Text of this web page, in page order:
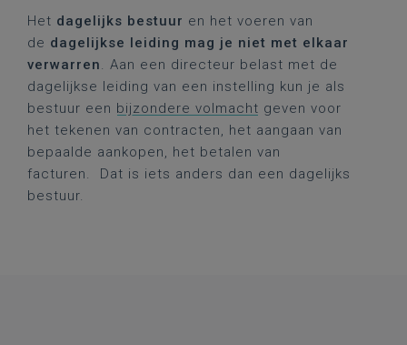
Het dagelijks bestuur en het voeren van
de dagelijkse leiding mag je niet met elkaar
verwarren. Aan een directeur belast met de
dagelijkse leiding van een instelling kun je als
bestuur een bijzondere volmacht geven voor
het tekenen van contracten, het aangaan van
bepaalde aankopen, het betalen van
facturen. Dat is iets anders dan een dagelijks
bestuur.